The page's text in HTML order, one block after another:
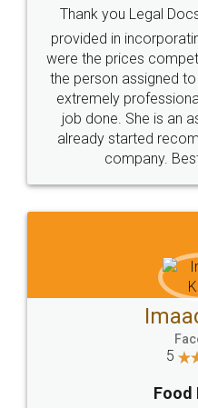
Thank you Legal
provided in
were the prices
the person assigned
extremely
job done. She is an
already started
company.
5
Food